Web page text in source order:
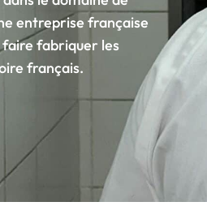
EKOLAVE EDU
EKOPLONGE
EKORINCE
En savoir plus
entreprise française
faire fabriquer les
français.